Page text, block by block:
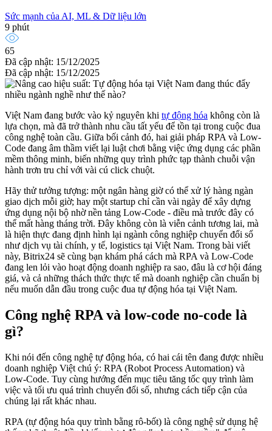
Sức mạnh của AI, ML & Dữ liệu lớn
9 phút
65
Đã cập nhật: 15/12/2025
Đã cập nhật: 15/12/2025
Việt Nam đang bước vào kỷ nguyên khi tự động hóa không còn là
lựa chọn, mà đã trở thành nhu cầu tất yếu để tồn tại trong cuộc đua
công nghệ toàn cầu. Giữa bối cảnh đó, hai giải pháp RPA và Low-
Code đang âm thầm viết lại luật chơi bằng việc ứng dụng các phần
mềm thông minh, biến những quy trình phức tạp thành chuỗi vận
hành trơn tru chỉ với vài cú click chuột.
Hãy thử tưởng tượng: một ngân hàng giờ có thể xử lý hàng ngàn
giao dịch mỗi giờ; hay một startup chỉ cần vài ngày để xây dựng
ứng dụng nội bộ nhờ nền tảng Low-Code - điều mà trước đây có
thể mất hàng tháng trời. Đây không còn là viễn cảnh tương lai, mà
là hiện thực đang định hình lại ngành công nghiệp chuyển đổi số
như dịch vụ tài chính, y tế, logistics tại Việt Nam. Trong bài viết
này, Bitrix24 sẽ cùng bạn khám phá cách mà RPA và Low-Code
đang len lỏi vào hoạt động doanh nghiệp ra sao, đâu là cơ hội đáng
giá, và cả những thách thức thực tế mà doanh nghiệp cần chuẩn bị
nếu muốn dẫn đầu trong cuộc đua tự động hóa tại Việt Nam.
Công nghệ RPA và low-code no-code là
gì?
Khi nói đến công nghệ tự động hóa, có hai cái tên đang được nhiều
doanh nghiệp Việt chú ý: RPA (Robot Process Automation) và
Low-Code. Tuy cùng hướng đến mục tiêu tăng tốc quy trình làm
việc và tối ưu quá trình chuyển đổi số, nhưng cách tiếp cận của
chúng lại rất khác nhau.
RPA (tự động hóa quy trình bằng rô-bốt) là công nghệ sử dụng hệ